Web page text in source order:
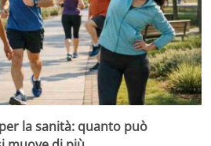
la sanità: quanto può